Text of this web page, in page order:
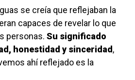
se creía que reflejaban la
capaces de revelar lo que
personas. Su significado
honestidad y sinceridad,
ahí reflejado es la